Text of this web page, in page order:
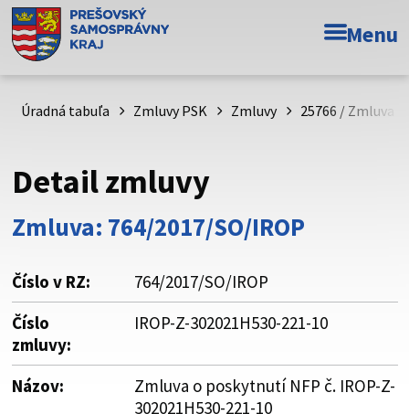
Doména psk.sk je oficiálna
Toto je oficiálna webová stránka Prešovského
psk.sk.
Buďte pozorní a vždy sa uistite, že zdieľate informácie iba
cez zabezpečenú webovú stránku. Zabezpečená stránka
vždy začína https:// pred názvom domény webového sídla.
Menu
Úradná tabuľa Zmluvy PSK Zmluvy 25766 / Zmluva
Detail zmluvy
Zmluva: 764/2017/SO/IROP
Číslo v RZ:
764/2017/SO/IROP
Číslo
zmluvy:
IROP-Z-302021H530-221-10
Názov:
Zmluva o poskytnutí NFP č. IROP-Z-
302021H530-221-10